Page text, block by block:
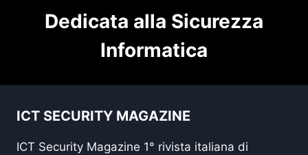
Dedicata alla Sicurezza
Informatica
ICT SECURITY MAGAZINE
ICT Security Magazine 1° rivista italiana di